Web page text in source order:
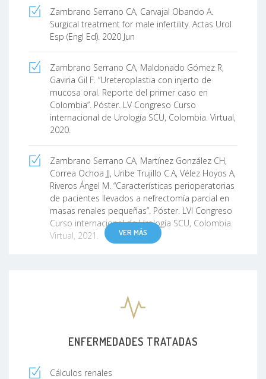
Zambrano Serrano CA, Carvajal Obando A.
Surgical treatment for male infertility. Actas Urol
Esp (Engl Ed). 2020 Jun
Zambrano Serrano CA, Maldonado Gómez R,
Gaviria Gil F. “Ureteroplastia con injerto de
mucosa oral. Reporte del primer caso en
Colombia”. Póster. LV Congreso Curso
internacional de Urología SCU, Colombia. Virtual,
2020.
Zambrano Serrano CA, Martínez González CH,
Correa Ochoa JJ, Uribe Trujillo C.A, Vélez Hoyos A,
Riveros Ángel M. “Características perioperatorias
de pacientes llevados a nefrectomía parcial en
masas renales pequeñas”. Póster. LVI Congreso
Curso internacional de Urología SCU, Colombia.
Virtual, 2021.
manejo de urolitiasis en países sin todos los
recursos”. LVII Congreso Curso internacional de
Zambrano C, Henao C. Experiencia de cuatro
VER MÁS
ENFERMEDADES TRATADAS
Cálculos renales